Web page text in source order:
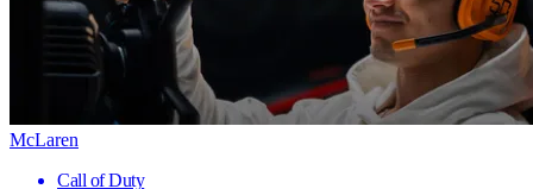
McLaren
Call of Duty